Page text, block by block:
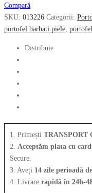
fermoar
PIQUADRO
din
Compară
SKU: 013226 Categorii:
portofel barbati piele
Distribuie
1. Primești TRANSPORT
2. Acceptăm plata cu
Secure.
3. Aveți 14 zile perioadă
4. Livrare rapidă în 24h-